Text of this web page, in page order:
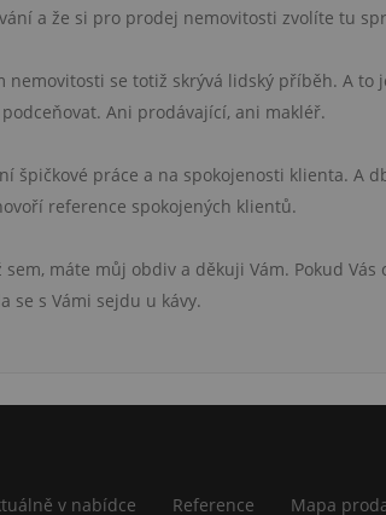
a že si pro prodej nemovitosti zvolíte tu
nemovitosti se totiž skrývá lidský příběh. A to
Ani prodávající, ani makléř.
špičkové práce a na spokojenosti klienta. A
reference spokojených klientů.
sem, máte můj obdiv a děkuji Vám. Pokud
se s Vámi sejdu u kávy.
v nabídce Reference Mapa